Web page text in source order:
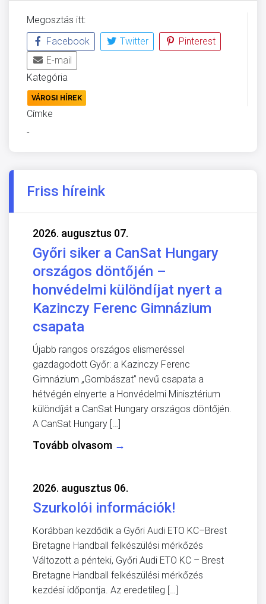
Megosztás itt:
Facebook
Twitter
Pinterest
E-mail
Kategória
VÁROSI HÍREK
Címke
-
Friss híreink
2026. augusztus 07.
Győri siker a CanSat Hungary
országos döntőjén –
honvédelmi különdíjat nyert a
Kazinczy Ferenc Gimnázium
csapata
Újabb rangos országos elismeréssel
gazdagodott Győr: a Kazinczy Ferenc
Gimnázium „Gombászat” nevű csapata a
hétvégén elnyerte a Honvédelmi Minisztérium
különdíját a CanSat Hungary országos döntőjén.
A CanSat Hungary […]
Tovább olvasom →
2026. augusztus 06.
Szurkolói információk!
Korábban kezdődik a Győri Audi ETO KC–Brest
Bretagne Handball felkészülési mérkőzés
Változott a pénteki, Győri Audi ETO KC – Brest
Bretagne Handball felkészülési mérkőzés
kezdési időpontja. Az eredetileg […]